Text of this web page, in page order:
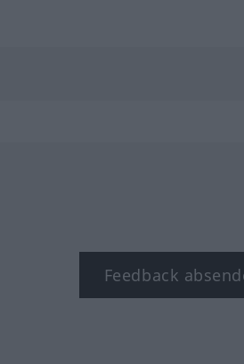
Feedback